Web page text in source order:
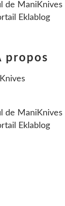
de ManiKnives
Eklablog
propos
de ManiKnives
Eklablog